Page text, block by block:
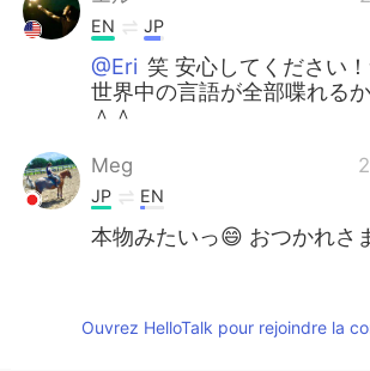
EN JP
@Eri 笑 安心してください
世界中の言語が全部喋れる
＾＾
Meg
JP EN
本物みたいっ😄 おつかれさ
Ouvrez HelloTalk pour rejoindre la